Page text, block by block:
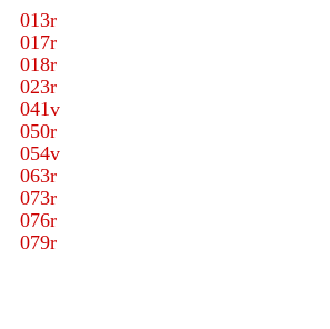
013r
017r
018r
023r
041v
050r
054v
063r
073r
076r
079r